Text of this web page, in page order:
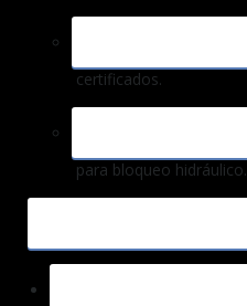
certificados.
para bloqueo hidráulico.